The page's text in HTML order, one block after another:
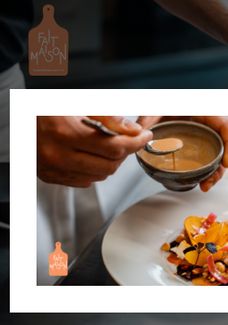
SAVOIR-
DANS